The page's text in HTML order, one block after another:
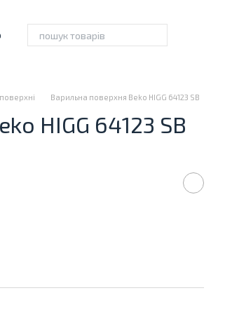
Варильна поверхня Beko HIGG 64123 SB
HIGG 64123 SB